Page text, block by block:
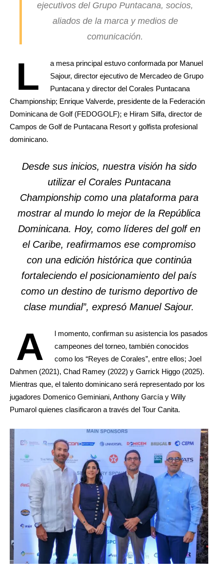
ejecutivos del Grupo Puntacana, socios,
aliados de la marca y medios de
comunicación.
L
a mesa principal estuvo conformada por Manuel
Sajour, director ejecutivo de Mercadeo de Grupo
Puntacana y director del Corales Puntacana
Championship; Enrique Valverde, presidente de la Federación
Dominicana de Golf (FEDOGOLF); e Hiram Silfa, director de
Campos de Golf de Puntacana Resort y golfista profesional
dominicano.
Desde sus inicios, nuestra visión ha sido
utilizar el Corales Puntacana
Championship como una plataforma para
mostrar al mundo lo mejor de la República
Dominicana. Hoy, como líderes del golf en
el Caribe, reafirmamos ese compromiso
con una edición histórica que continúa
fortaleciendo el posicionamiento del país
como un destino de turismo deportivo de
clase mundial”, expresó Manuel Sajour.
A
l momento, confirman su asistencia los pasados
campeones del torneo, también conocidos
como los “Reyes de Corales”, entre ellos; Joel
Dahmen (2021), Chad Ramey (2022) y Garrick Higgo (2025).
Mientras que, el talento dominicano será representado por los
jugadores Domenico Geminiani, Anthony García y Willy
Pumarol quienes clasificaron a través del Tour Canita.